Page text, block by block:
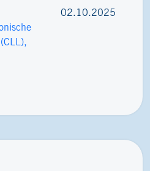
02.10.2025